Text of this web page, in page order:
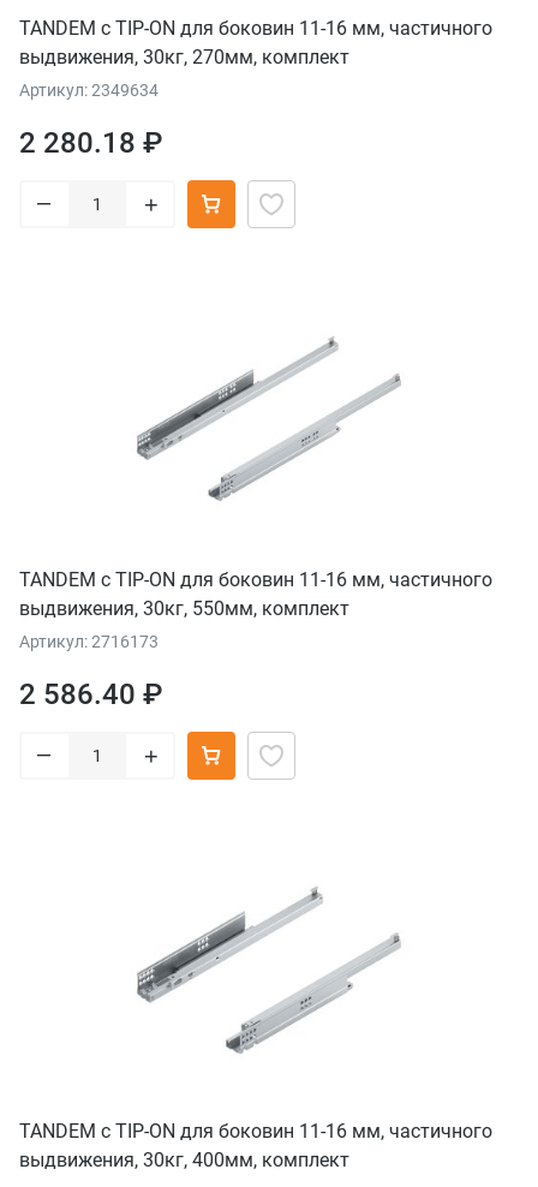
TANDEM с TIP-ON для боковин 11-16 мм, частичного
выдвижения, 30кг, 270мм, комплект
Артикул: 2349634
2 280.18 ₽
– +
TANDEM с TIP-ON для боковин 11-16 мм, частичного
выдвижения, 30кг, 550мм, комплект
Артикул: 2716173
2 586.40 ₽
– +
TANDEM с TIP-ON для боковин 11-16 мм, частичного
выдвижения, 30кг, 400мм, комплект